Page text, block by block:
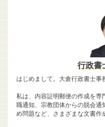
行政
はじめまして。大倉行政書士事
私は、内容証明郵便の作成を専
職通知、宗教団体からの脱会通
め問題など、さまざまな文書作